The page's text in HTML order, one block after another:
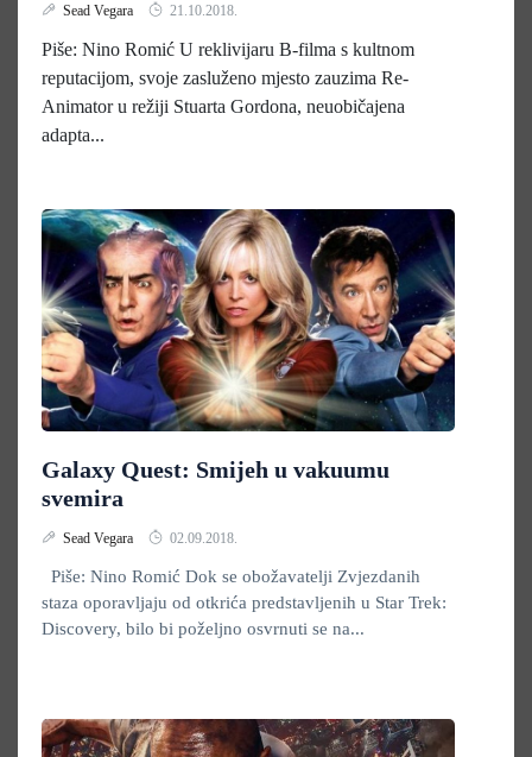
Sead Vegara 21.10.2018.
Piše: Nino Romić U reklivijaru B-filma s kultnom
reputacijom, svoje zasluženo mjesto zauzima Re-
Animator u režiji Stuarta Gordona, neuobičajena
adapta...
Galaxy Quest: Smijeh u vakuumu
svemira
Sead Vegara 02.09.2018.
Piše: Nino Romić Dok se obožavatelji Zvjezdanih
staza oporavljaju od otkrića predstavljenih u Star Trek:
Discovery, bilo bi poželjno osvrnuti se na...